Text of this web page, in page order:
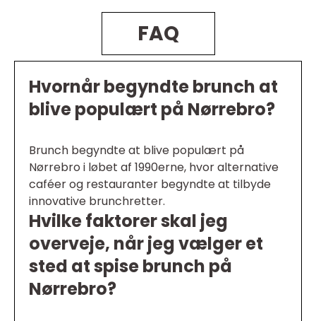
FAQ
Hvornår begyndte brunch at
blive populært på Nørrebro?
Brunch begyndte at blive populært på
Nørrebro i løbet af 1990erne, hvor alternative
caféer og restauranter begyndte at tilbyde
innovative brunchretter.
Hvilke faktorer skal jeg
overveje, når jeg vælger et
sted at spise brunch på
Nørrebro?